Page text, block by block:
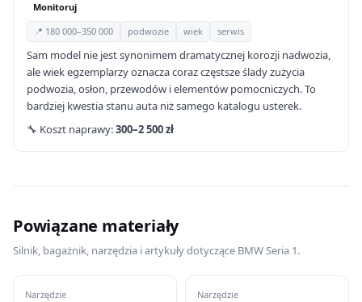
Monitoruj
📍 180 000–350 000
podwozie wiek serwis
Sam model nie jest synonimem dramatycznej korozji nadwozia,
ale wiek egzemplarzy oznacza coraz częstsze ślady zużycia
podwozia, osłon, przewodów i elementów pomocniczych. To
bardziej kwestia stanu auta niż samego katalogu usterek.
🔧 Koszt naprawy:300–2 500 zł
Powiązane materiały
Silnik, bagażnik, narzędzia i artykuły dotyczące BMW Seria 1.
Narzędzie Narzędzie